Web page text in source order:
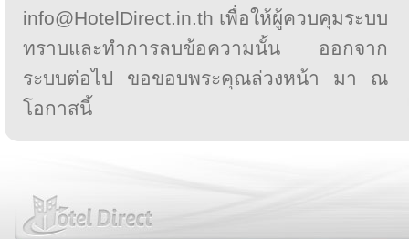
info@HotelDirect.in.th เพื่อให้ผู้ควบคุมระบบ
ทราบและทำการลบข้อความนั้น ออกจาก
ระบบต่อไป ขอขอบพระคุณล่วงหน้า มา ณ
โอกาสนี้